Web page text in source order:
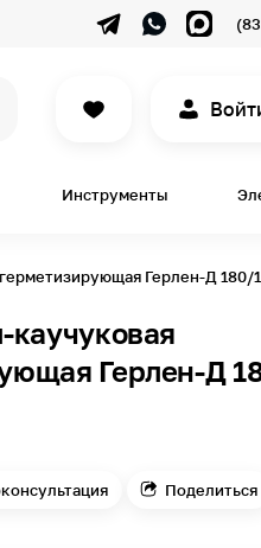
Инструменты
Герлен-Д 180/
каучуковая
Герлен-Д
Поделиться